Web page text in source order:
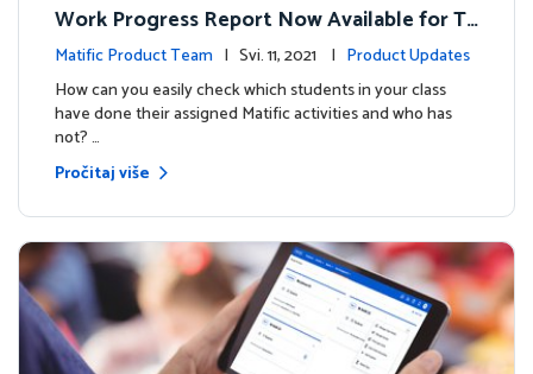
Work Progress Report Now Available for Te
achers
Matific Product Team | Svi. 11, 2021 | Product Updates
How can you easily check which students in your class
have done their assigned Matific activities and who has
not? …
Pročitaj više